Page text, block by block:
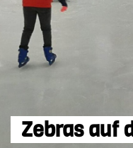
Zebras auf